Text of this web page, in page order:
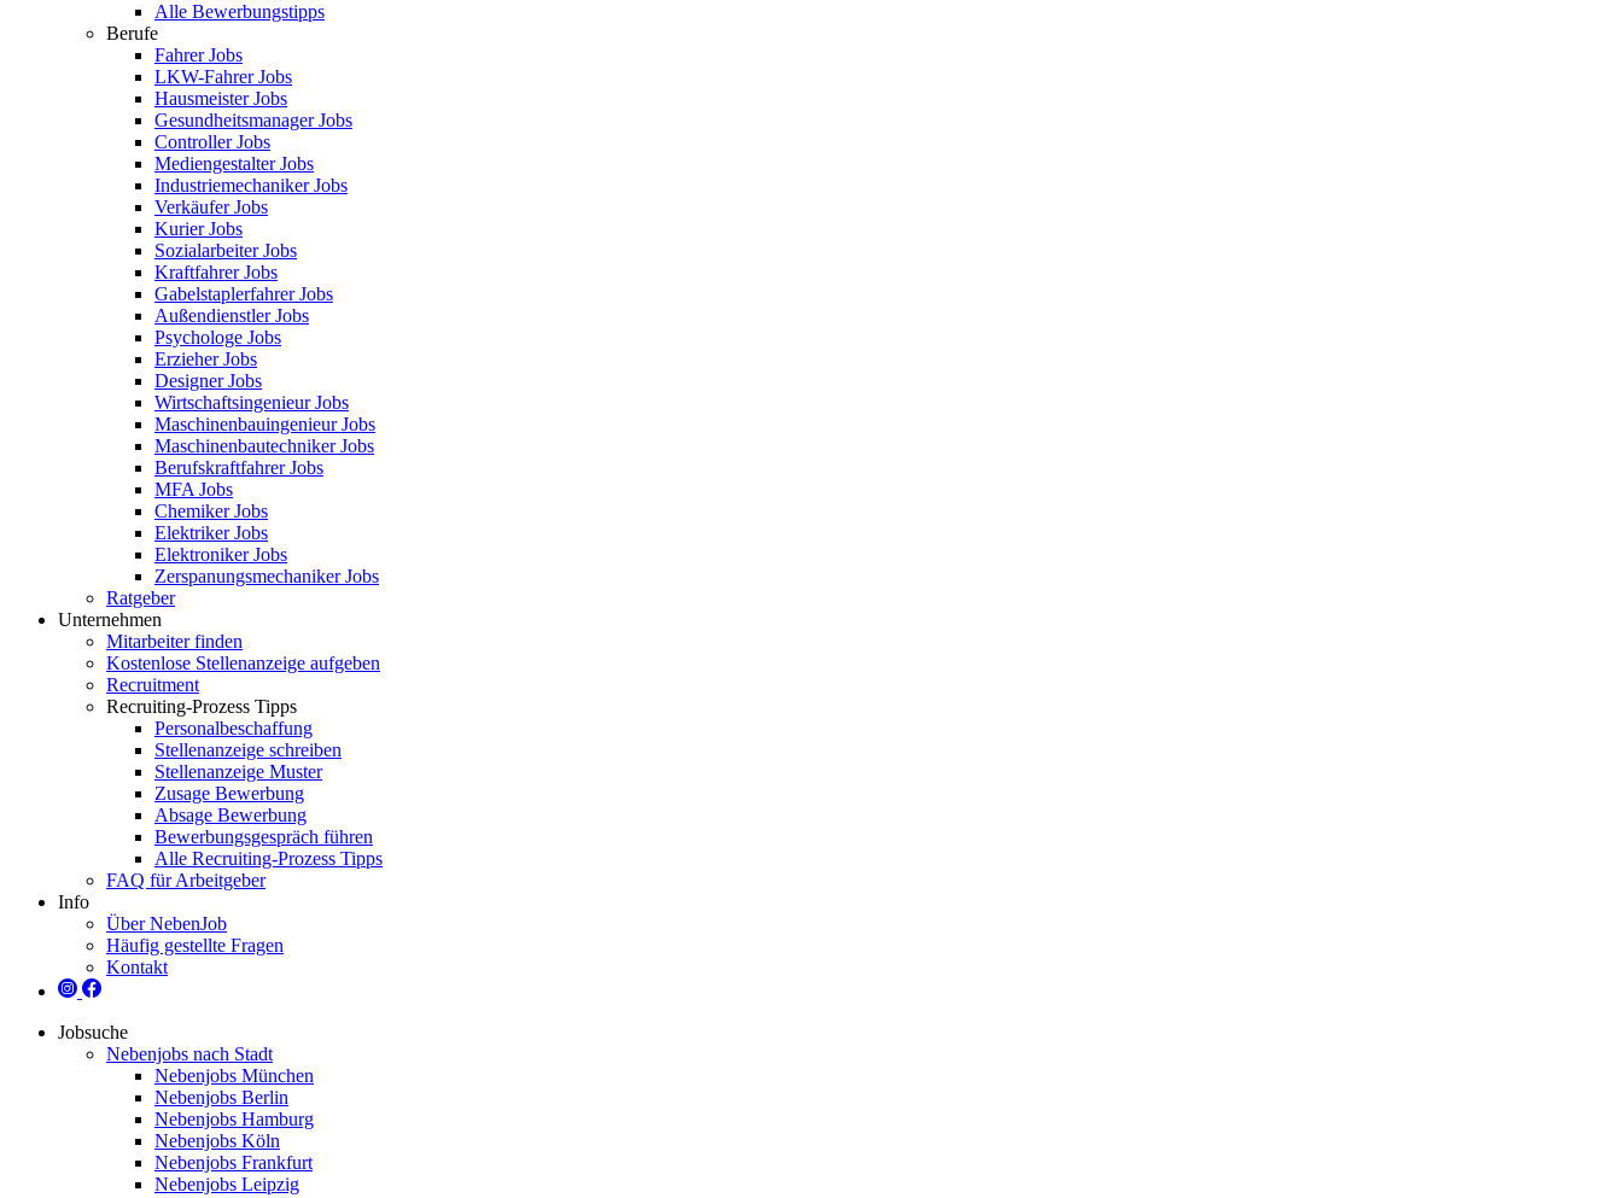
Alle Bewerbungstipps
Berufe
Fahrer Jobs
LKW-Fahrer Jobs
Hausmeister Jobs
Gesundheitsmanager Jobs
Controller Jobs
Mediengestalter Jobs
Industriemechaniker Jobs
Verkäufer Jobs
Kurier Jobs
Sozialarbeiter Jobs
Kraftfahrer Jobs
Gabelstaplerfahrer Jobs
Außendienstler Jobs
Psychologe Jobs
Erzieher Jobs
Designer Jobs
Wirtschaftsingenieur Jobs
Maschinenbauingenieur Jobs
Maschinenbautechniker Jobs
Berufskraftfahrer Jobs
MFA Jobs
Chemiker Jobs
Elektriker Jobs
Elektroniker Jobs
Zerspanungsmechaniker Jobs
Ratgeber
Unternehmen
Mitarbeiter finden
Kostenlose Stellenanzeige aufgeben
Recruitment
Recruiting-Prozess Tipps
Personalbeschaffung
Stellenanzeige schreiben
Stellenanzeige Muster
Zusage Bewerbung
Absage Bewerbung
Bewerbungsgespräch führen
Alle Recruiting-Prozess Tipps
FAQ für Arbeitgeber
Info
Über NebenJob
Häufig gestellte Fragen
Kontakt
Jobsuche
Nebenjobs nach Stadt
Nebenjobs München
Nebenjobs Berlin
Nebenjobs Hamburg
Nebenjobs Köln
Nebenjobs Frankfurt
Nebenjobs Leipzig